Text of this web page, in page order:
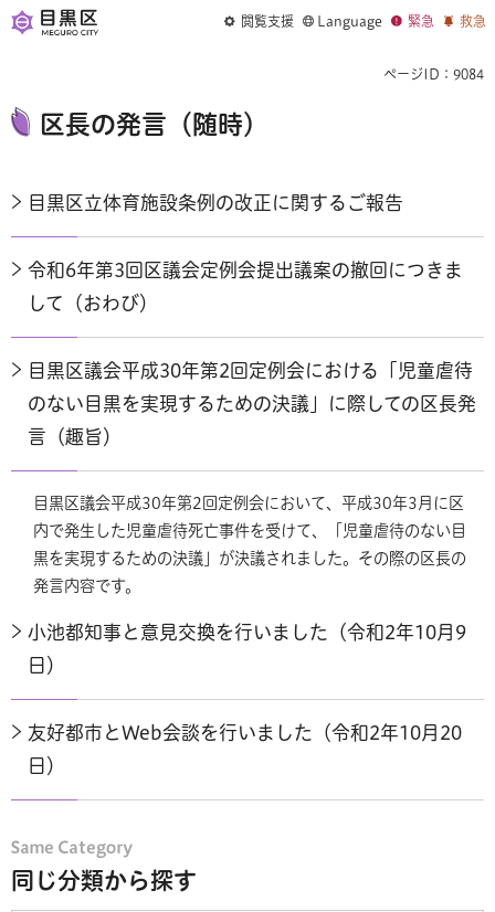
閲覧支援 Language 緊急 救急
ページID：9084
区長の発言（随時）
目黒区立体育施設条例の改正に関するご報告
令和6年第3回区議会定例会提出議案の撤回につきま
して（おわび）
目黒区議会平成30年第2回定例会における「児童虐待
のない目黒を実現するための決議」に際しての区長発
言（趣旨）
目黒区議会平成30年第2回定例会において、平成30年3月に区
内で発生した児童虐待死亡事件を受けて、「児童虐待のない目
黒を実現するための決議」が決議されました。その際の区長の
発言内容です。
小池都知事と意見交換を行いました（令和2年10月9
日）
友好都市とWeb会談を行いました（令和2年10月20
日）
同じ分類から探す